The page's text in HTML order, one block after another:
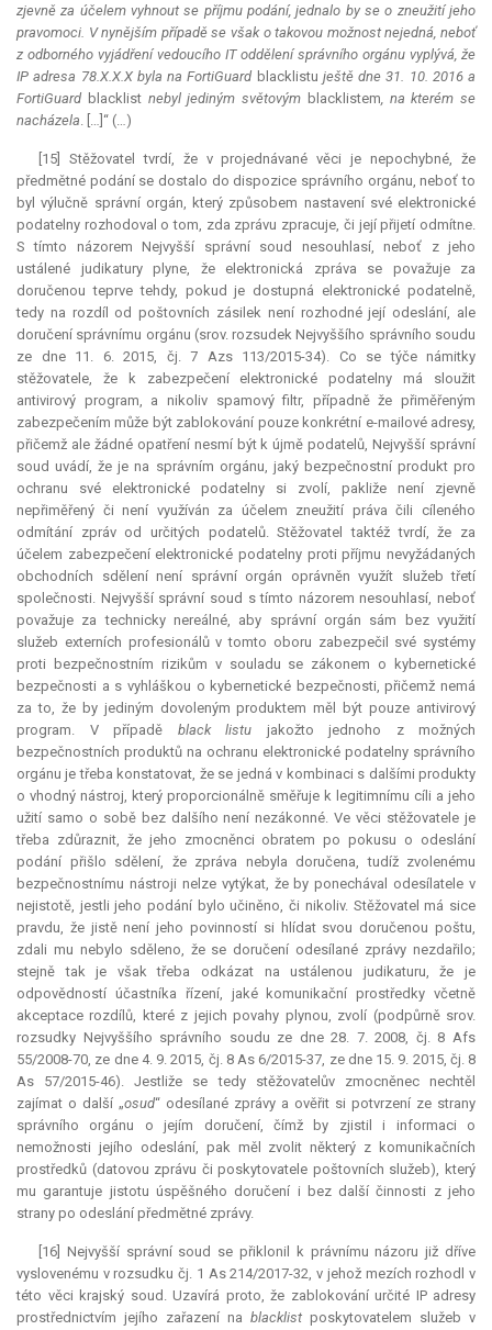
zjevně za účelem vyhnout se příjmu podání, jednalo by se o zneužití jeho
pravomoci. V nynějším případě se však o takovou možnost nejedná, neboť
z odborného vyjádření vedoucího IT oddělení správního orgánu vyplývá, že
IP adresa 78.X.X.X byla na FortiGuard blacklistu ještě dne 31. 10. 2016 a
FortiGuard blacklistnebyl jediným světovým blacklistem, na kterém se
nacházela. […]“ (…)
[15] Stěžovatel tvrdí, že v projednávané věci je nepochybné, že
předmětné podání se dostalo do dispozice správního orgánu, neboť to
byl výlučně správní orgán, který způsobem nastavení své elektronické
podatelny rozhodoval o tom, zda zprávu zpracuje, či její přijetí odmítne.
S tímto názorem Nejvyšší správní soud nesouhlasí, neboť z jeho
ustálené judikatury plyne, že elektronická zpráva se považuje za
doručenou teprve tehdy, pokud je dostupná elektronické podatelně,
tedy na rozdíl od poštovních zásilek není rozhodné její odeslání, ale
doručení správnímu orgánu (srov. rozsudek Nejvyššího správního soudu
ze dne 11. 6. 2015, čj. 7 Azs 113/2015-34). Co se týče námitky
stěžovatele, že k zabezpečení elektronické podatelny má sloužit
antivirový program, a nikoliv spamový filtr, případně že přiměřeným
zabezpečením může být zablokování pouze konkrétní e-mailové adresy,
přičemž ale žádné opatření nesmí být k újmě podatelů, Nejvyšší správní
soud uvádí, že je na správním orgánu, jaký bezpečnostní produkt pro
ochranu své elektronické podatelny si zvolí, pakliže není zjevně
nepřiměřený či není využíván za účelem zneužití práva čili cíleného
odmítání zpráv od určitých podatelů. Stěžovatel taktéž tvrdí, že za
účelem zabezpečení elektronické podatelny proti příjmu nevyžádaných
obchodních sdělení není správní orgán oprávněn využít služeb třetí
společnosti. Nejvyšší správní soud s tímto názorem nesouhlasí, neboť
považuje za technicky nereálné, aby správní orgán sám bez využití
služeb externích profesionálů v tomto oboru zabezpečil své systémy
proti bezpečnostním rizikům v souladu se zákonem o kybernetické
bezpečnosti a s vyhláškou o kybernetické bezpečnosti, přičemž nemá
za to, že by jediným dovoleným produktem měl být pouze antivirový
program. V případě black listu jakožto jednoho z možných
bezpečnostních produktů na ochranu elektronické podatelny správního
orgánu je třeba konstatovat, že se jedná v kombinaci s dalšími produkty
o vhodný nástroj, který proporcionálně směřuje k legitimnímu cíli a jeho
užití samo o sobě bez dalšího není nezákonné. Ve věci stěžovatele je
třeba zdůraznit, že jeho zmocněnci obratem po pokusu o odeslání
podání přišlo sdělení, že zpráva nebyla doručena, tudíž zvolenému
bezpečnostnímu nástroji nelze vytýkat, že by ponechával odesílatele v
nejistotě, jestli jeho podání bylo učiněno, či nikoliv. Stěžovatel má sice
pravdu, že jistě není jeho povinností si hlídat svou doručenou poštu,
zdali mu nebylo sděleno, že se doručení odesílané zprávy nezdařilo;
stejně tak je však třeba odkázat na ustálenou judikaturu, že je
odpovědností účastníka řízení, jaké komunikační prostředky včetně
akceptace rozdílů, které z jejich povahy plynou, zvolí (podpůrně srov.
rozsudky Nejvyššího správního soudu ze dne 28. 7. 2008, čj. 8 Afs
55/2008-70, ze dne 4. 9. 2015, čj. 8 As 6/2015-37, ze dne 15. 9. 2015, čj. 8
As 57/2015-46). Jestliže se tedy stěžovatelův zmocněnec nechtěl
zajímat o další „osud“ odesílané zprávy a ověřit si potvrzení ze strany
správního orgánu o jejím doručení, čímž by zjistil i informaci o
nemožnosti jejího odeslání, pak měl zvolit některý z komunikačních
prostředků (datovou zprávu či poskytovatele poštovních služeb), který
mu garantuje jistotu úspěšného doručení i bez další činnosti z jeho
strany po odeslání předmětné zprávy.
[16] Nejvyšší správní soud se přiklonil k právnímu názoru již dříve
vyslovenému v rozsudku čj. 1 As 214/2017-32, v jehož mezích rozhodl v
této věci krajský soud. Uzavírá proto, že zablokování určité IP adresy
prostřednictvím jejího zařazení na blacklist poskytovatelem služeb v